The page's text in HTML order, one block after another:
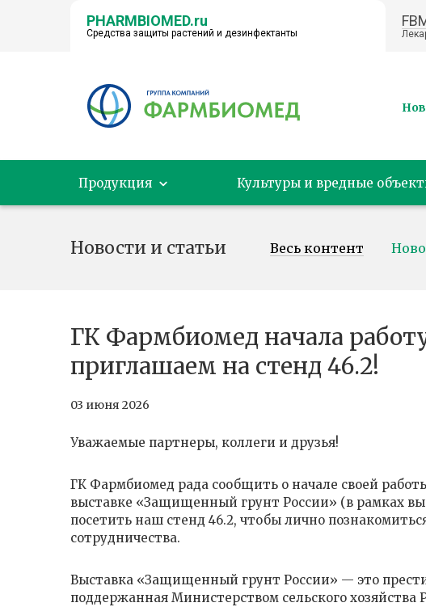
PHARMBIOMED.ru
Средства защиты растений и дезинфектанты
← НА ГЛАВНУЮ
Продукция Культуры и вредные
Новости и статьи Весь контент
ГК Фармбиомед начала
приглашаем на стенд 46.2!
03 июня 2026
Уважаемые партнеры, коллеги и друзья!
ГК Фармбиомед рада сообщить о начале своей
выставке «Защищенный грунт России» (в рамках
посетить наш стенд 46.2, чтобы лично
сотрудничества.
Выставка «Защищенный грунт России» — это
поддержанная Министерством сельского